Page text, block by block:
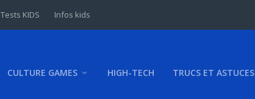
Tests KIDS Infos kids
CULTURE GAMES HIGH-TECH TRUCS ET ASTUCES